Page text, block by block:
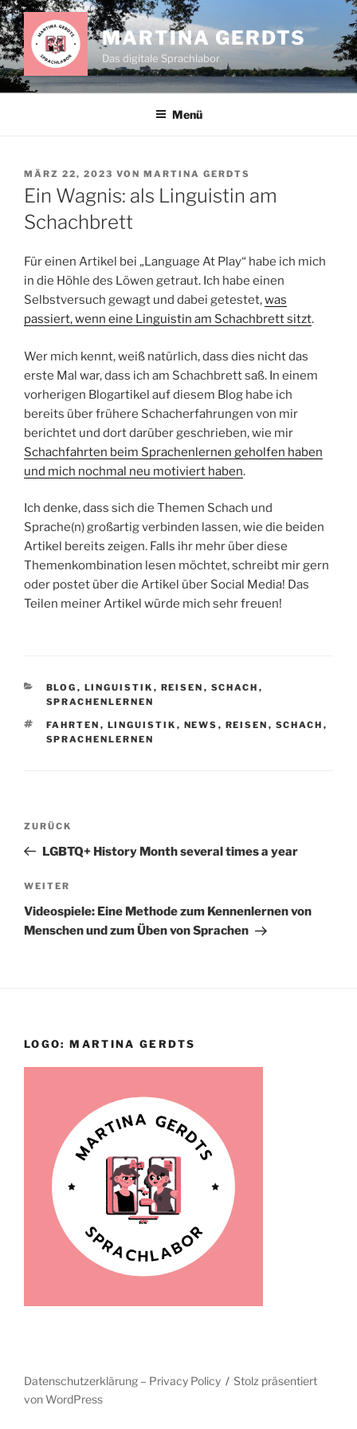
Zum
Inhalt
springen
MARTINA GERDTS
Das digitale Sprachlabor
Menü
VERÖFFENTLICHT
AM
MÄRZ 22, 2023 VON MARTINA GERDTS
Ein Wagnis: als Linguistin am
Schachbrett
Für einen Artikel bei „Language At Play“ habe ich mich
in die Höhle des Löwen getraut. Ich habe einen
Selbstversuch gewagt und dabei getestet,was
passiert, wenn eine Linguistin am Schachbrett sitzt.
Wer mich kennt, weiß natürlich, dass dies nicht das
erste Mal war, dass ich am Schachbrett saß. In einem
vorherigen Blogartikel auf diesem Blog habe ich
bereits über frühere Schacherfahrungen von mir
berichtet und dort darüber geschrieben, wie mir
Schachfahrten beim Sprachenlernen geholfen haben
und mich nochmal neu motiviert haben.
Ich denke, dass sich die Themen Schach und
Sprache(n) großartig verbinden lassen, wie die beiden
Artikel bereits zeigen. Falls ihr mehr über diese
Themenkombination lesen möchtet, schreibt mir gern
oder postet über die Artikel über Social Media! Das
Teilen meiner Artikel würde mich sehr freuen!
KATEGORIEN
BLOG , LINGUISTIK , REISEN , SCHACH ,
SPRACHENLERNEN
SCHLAGWÖRTER
FAHRTEN , LINGUISTIK , NEWS , REISEN , SCHACH ,
SPRACHENLERNEN
Beitragsnavigation
Vorheriger
Beitrag
ZURÜCK
LGBTQ+ History Month several times a year
Nächster
Beitrag
WEITER
Videospiele: Eine Methode zum Kennenlernen von
Menschen und zum Üben von Sprachen
LOGO: MARTINA GERDTS
Datenschutzerklärung – Privacy Policy
Stolz präsentiert
von WordPress